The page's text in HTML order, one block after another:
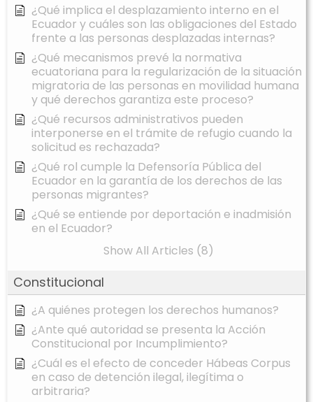
¿Qué implica el desplazamiento interno en el
Ecuador y cuáles son las obligaciones del Estado
frente a las personas desplazadas internas?
¿Qué mecanismos prevé la normativa
ecuatoriana para la regularización de la situación
migratoria de las personas en movilidad humana
y qué derechos garantiza este proceso?
¿Qué recursos administrativos pueden
interponerse en el trámite de refugio cuando la
solicitud es rechazada?
¿Qué rol cumple la Defensoría Pública del
Ecuador en la garantía de los derechos de las
personas migrantes?
¿Qué se entiende por deportación e inadmisión
en el Ecuador?
Show All Articles (8)
Constitucional
¿A quiénes protegen los derechos humanos?
¿Ante qué autoridad se presenta la Acción
Constitucional por Incumplimiento?
¿Cuál es el efecto de conceder Hábeas Corpus
en caso de detención ilegal, ilegítima o
arbitraria?